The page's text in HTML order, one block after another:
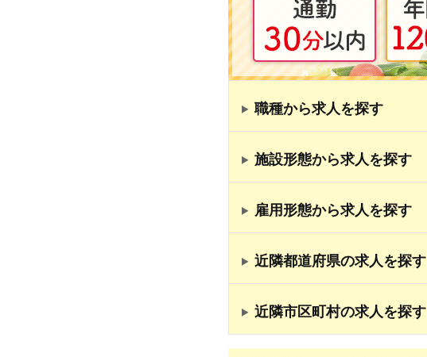
職種から求人を探す
施設形態から求人を探す
雇用形態から求人を探す
近隣都道府県の求人を探す
近隣市区町村の求人を探す